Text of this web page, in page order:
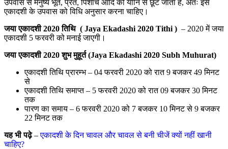
उपवास से मनुष्य भूत, प्रेत, पिशाच आदि की योनि से छूट जाता है, अतः इस
एकादशी के उपवास को विधि अनुसार करना चाहिए।
जया एकादशी 2020 तिथि ( Jaya Ekadashi 2020 Tithi ) – 2020 में जया
एकादशी 5 फरवरी को मनाई जाएगी।
जया एकादशी 2020 शुभ मुहूर्त (Jaya Ekadashi 2020 Subh Muhurat)
एकादशी तिथि प्रारम्भ – 04 फरवरी 2020 को रात 9 बजकर 49 मिनट
से
एकादशी तिथि समाप्त – 5 फरवरी 2020 को रात 09 बजकर 30 मिनट
तक
पारण का समाय – 6 फरवरी 2020 को 7 बजकर 10 मिनट से 9 बजकर
22 मिनट तक
यह भी पढ़े–एकादशी के द‌िन चावल और चावल से बनी चीजें क्यों नहीं खानी
चाह‌िए?